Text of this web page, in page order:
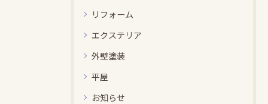
リフォーム
エクステリア
外壁塗装
平屋
お知らせ